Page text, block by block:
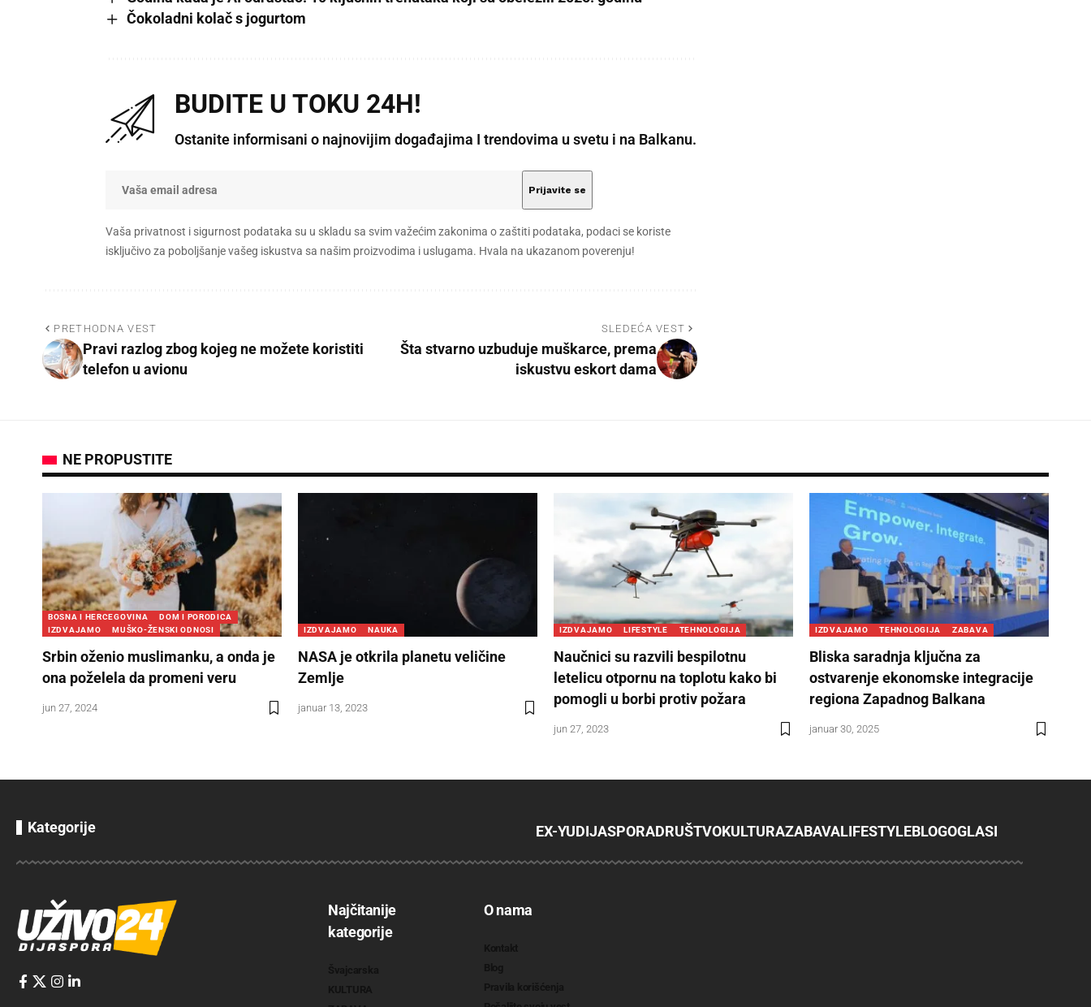
Čokoladni kolač s jogurtom
BUDITE U TOKU 24H!
Ostanite informisani o najnovijim događajima I trendovima u svetu i na Balkanu.
Vaša privatnost i sigurnost podataka su u skladu sa svim važećim zakonima o zaštiti podataka, podaci se koriste
isključivo za poboljšanje vašeg iskustva sa našim proizvodima i uslugama. Hvala na ukazanom poverenju!
PRETHODNA VEST
Pravi razlog zbog kojeg ne možete koristiti
telefon u avionu
SLEDEĆA VEST
Šta stvarno uzbuduje muškarce, prema
iskustvu eskort dama
NE PROPUSTITE
BOSNA I HERCEGOVINA
DOM I PORODICA
IZDVAJAMO
MUŠKO-ŽENSKI ODNOSI
Srbin oženio muslimanku, a onda je
ona poželela da promeni veru
jun 27, 2024
IZDVAJAMO NAUKA
NASA je otkrila planetu veličine
Zemlje
januar 13, 2023
IZDVAJAMO LIFESTYLE TEHNOLOGIJA
Naučnici su razvili bespilotnu
letelicu otpornu na toplotu kako bi
pomogli u borbi protiv požara
jun 27, 2023
IZDVAJAMO TEHNOLOGIJA ZABAVA
Bliska saradnja ključna za
ostvarenje ekonomske integracije
regiona Zapadnog Balkana
januar 30, 2025
Kategorije EX-YUDIJASPORADRUŠTVOKULTURAZABAVALIFESTYLEBLOGOGLASI
Najčitanije
kategorije
O nama